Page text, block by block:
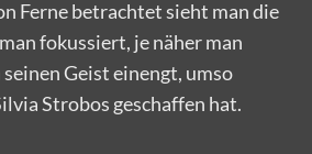
Ferne betrachtet sieht man die
fokussiert, je näher man
Geist einengt, umso
Strobos geschaffen hat.